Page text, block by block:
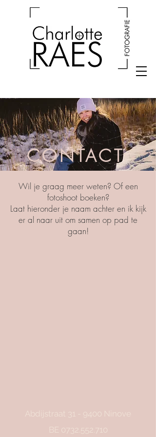
CONTACT
Wil je graag meer weten? Of een
fotoshoot boeken?
Laat hieronder je naam achter en ik kijk
er al naar uit om samen op pad te
gaan!
Abdijstraat 31 - 9400 Ninove
BE 0732.552.710